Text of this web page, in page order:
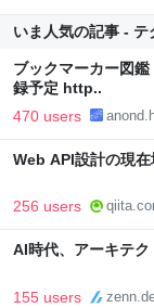
いま人気の記事 - テ
ブックマーカー図
録予定 http..
470 users
Web API設計の現
256 users
AI時代、アーキテ
155 users